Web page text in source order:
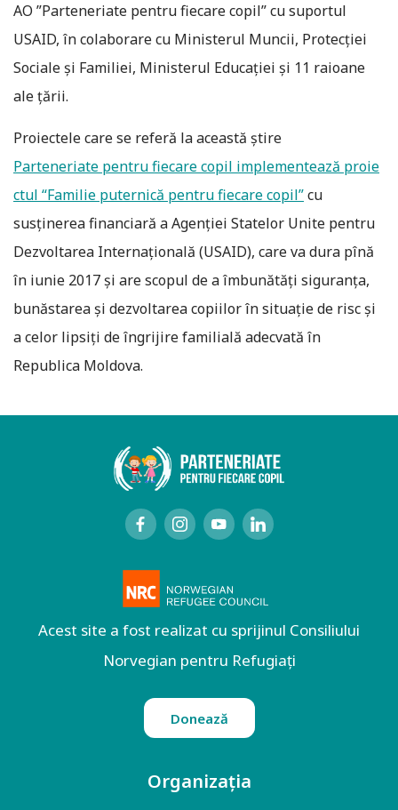
AO ”Parteneriate pentru fiecare copil” cu suportul
USAID, în colaborare cu Ministerul Muncii, Protecției
Sociale și Familiei, Ministerul Educației și 11 raioane
ale țării.
Proiectele care se referă la această ştire
Parteneriate pentru fiecare copil implementează proie
ctul “Familie puternică pentru fiecare copil”cu
susţinerea financiară a Agenţiei Statelor Unite pentru
Dezvoltarea Internaţională (USAID), care va dura pînă
în iunie 2017 şi are scopul de a îmbunătăţi siguranţa,
bunăstarea şi dezvoltarea copiilor în situaţie de risc şi
a celor lipsiţi de îngrijire familială adecvată în
Republica Moldova.
Acest site a fost realizat cu sprijinul Consiliului
Norvegian pentru Refugiați
Donează
Organizația